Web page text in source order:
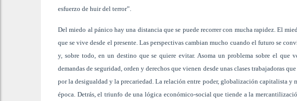
esfuerzo de huir del terror”.
Del miedo al pánico hay una distancia que se puede recorrer con mucha rapidez. El
que se vive desde el presente. Las perspectivas cambian mucho cuando el futuro se
y, sobre todo, en un destino que se quiere evitar. Asoma un problema sobre el que
demandas de seguridad, orden y derechos que vienen desde unas clases trabajadoras
por la desigualdad y la precariedad. La relación entre poder, globalización capitalista y
época. Detrás, el triunfo de una lógica económico-social que tiende a la